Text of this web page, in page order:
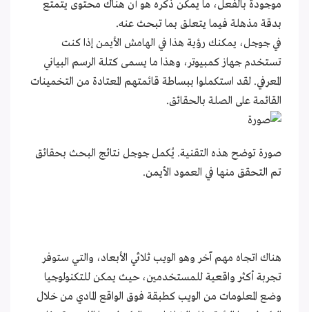
موجودة بالفعل، ما يمكن ذكره هو أن هناك محتوى يتمتع
بدقة مذهلة فيما يتعلق بما تبحث عنه.
في جوجل، يمكنك رؤية هذا في الهامش الأيمن إذا كنت
تستخدم جهاز كمبيوتر، وهذا ما يسمى كتلة الرسم البياني
المعرفي. لقد استكملوا ببساطة قائمتهم المعتادة من التخمينات
القائمة على الصلة بالحقائق.
صورة توضح هذه التقنية. يُكمل جوجل نتائج البحث بحقائق
تم التحقق منها في العمود الأيمن.
هناك اتجاه مهم آخر وهو الويب ثلاثي الأبعاد، والتي ستوفر
تجربة أكثر واقعية للمستخدمين، حيث يمكن للتكنولوجيا
وضع المعلومات من الويب كطبقة فوق الواقع المادي من خلال